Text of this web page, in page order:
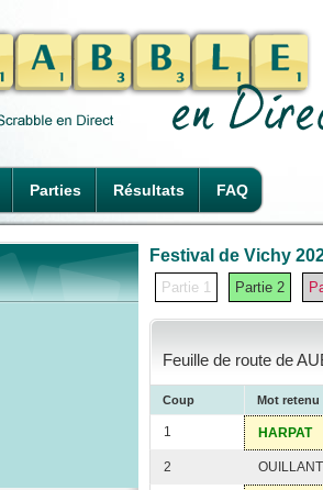
Parties Résultats FAQ
Festival de Vichy
Partie 1 Partie 2
Feuille de route de
Coup Mot retenu
1 HARPAT
2 OUILLANT